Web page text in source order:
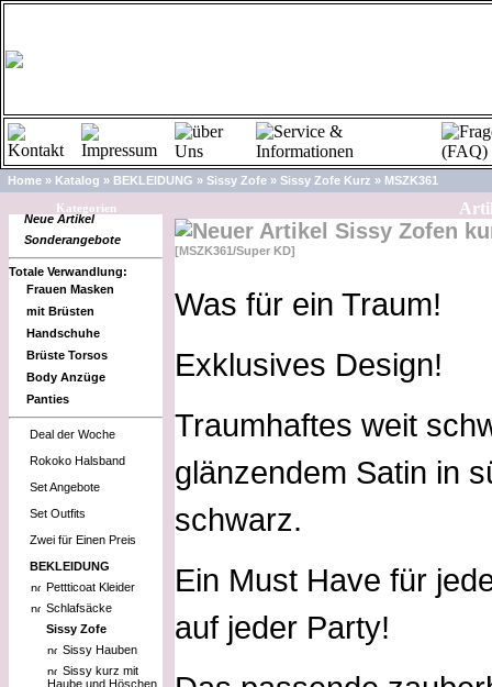
Home » Katalog » BEKLEIDUNG » Sissy Zofe » Sissy Zofe Kurz » MSZK361
Kategorien
Neue Artikel
Sonderangebote
Totale Verwandlung:
Frauen Masken
mit Brüsten
Handschuhe
Brüste Torsos
Body Anzüge
Panties
Deal der Woche
Rokoko Halsband
Set Angebote
Set Outfits
Zwei für Einen Preis
BEKLEIDUNG
Pettticoat Kleider
Schlafsäcke
Sissy Zofe
Sissy Hauben
Sissy kurz mit
Haube und Höschen
Sissy Zofen
[MSZK361/Super KD]
Was für ein Traum!
Exklusives Design!
Traumhaftes weit
glänzendem Satin in
schwarz.
Ein Must Have für
auf jeder Party!